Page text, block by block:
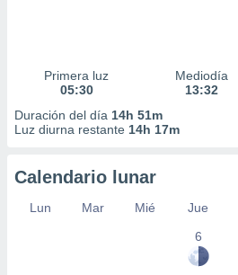
Primera luz
05:30
Mediodía
13:32
Duración del día 14h 51m
Luz diurna restante 14h 17m
Calendario lunar
Lun Mar Mié Jue
6